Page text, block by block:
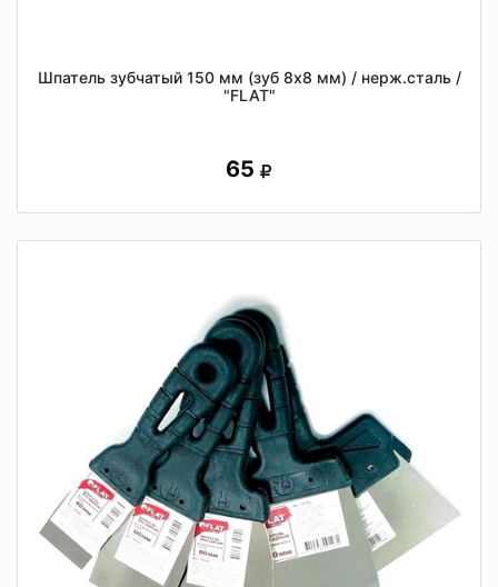
Шпатель зубчатый 150 мм (зуб 8х8 мм) / нерж.сталь /
"FLAT"
65